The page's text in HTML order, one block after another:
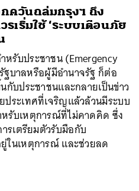
ควันถล่มกรุงฯ ถึง
เริ่มใช้ ‘ระบบเตือนภัย
รับประชาชน (Emergency
ฐบาลหรือผู้มีอำนาจรัฐ ก็ต่อ
บประชาชนและกลายเป็นข่าว
ระเทศที่เจริญแล้วล้วนมีระบบ
รับเหตุการณ์ที่ไม่คาดคิด ซึ่ง
รเตรียมตัวรับมือกับ
นเหตุการณ์ และช่วยลด
LINE EMAIL